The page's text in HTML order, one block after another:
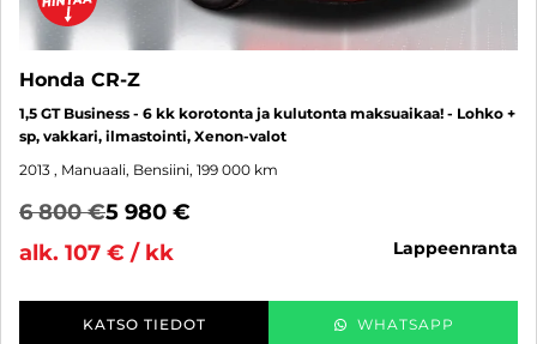
Honda CR-Z
1,5 GT Business - 6 kk korotonta ja kulutonta maksuaikaa! - Lohko +
sp, vakkari, ilmastointi, Xenon-valot
2013 , Manuaali, Bensiini, 199 000 km
6 800 €5 980 €
alk. 107 € / kk
lappeenranta
KATSO TIEDOT WHATSAPP